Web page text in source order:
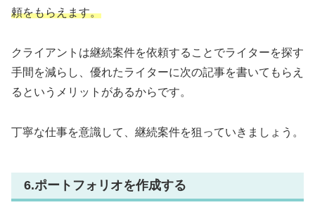
頼をもらえます。
クライアントは継続案件を依頼することでライターを探す
手間を減らし、優れたライターに次の記事を書いてもらえ
るというメリットがあるからです。
丁寧な仕事を意識して、継続案件を狙っていきましょう。
6.ポートフォリオを作成する